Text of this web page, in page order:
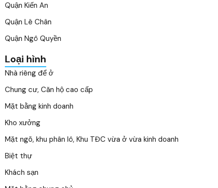
Quận Kiến An
Quận Lê Chân
Quận Ngô Quyền
Loại hình
Nhà riêng để ở
Chung cư, Căn hộ cao cấp
Mặt bằng kinh doanh
Kho xưởng
Mặt ngõ, khu phân lô, Khu TĐC vừa ở vừa kinh doanh
Biệt thự
Khách sạn